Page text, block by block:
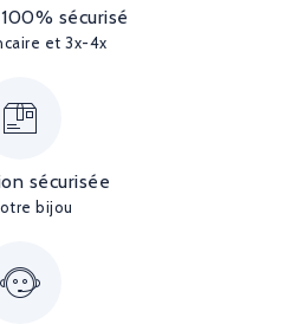
sécurisé
et 3x-4x
sécurisée
bijou